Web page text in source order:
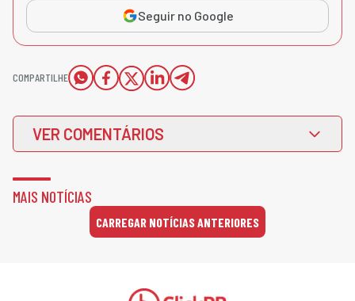
Seguir no Google
COMPARTILHE
VER COMENTÁRIOS
MAIS NOTÍCIAS
CARREGAR NOTÍCIAS ANTERIORES